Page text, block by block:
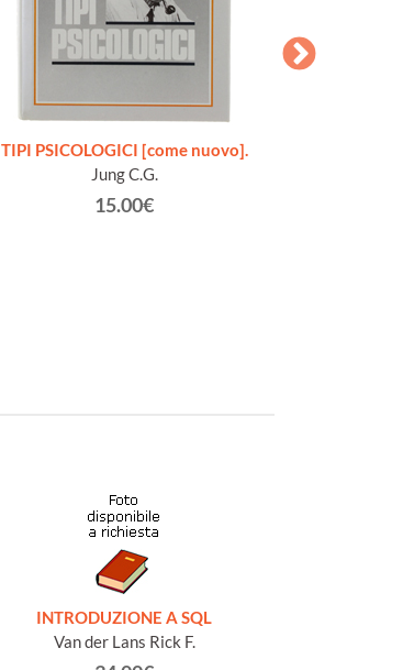
TIPI PSICOLOGICI [come nuovo].
Jung C.G.
15.00€
INTRODUZIONE A SQL
Van der Lans Rick F.